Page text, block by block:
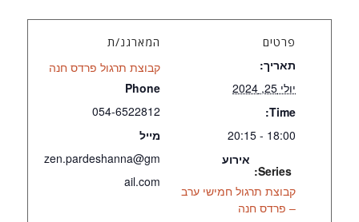
פרטים
תאריך:
יולי 25, 2024
Time:
18:00 - 20:15
Series:
קבוצת תרגול חמישי ערב
– פרדס חנה
אירוע
המארגנ/ת
קבוצת תרגול פרדס חנה
Phone
054-6522812
מייל
zen.pardeshanna@gm
ail.com